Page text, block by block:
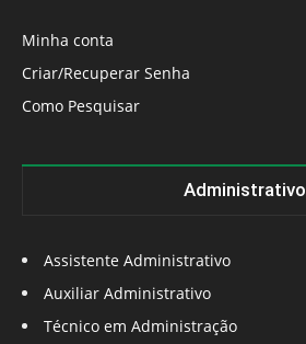
Minha conta
Criar/Recuperar Senha
Como Pesquisar
Administrativo
Assistente Administrativo
Auxiliar Administrativo
Técnico em Administração